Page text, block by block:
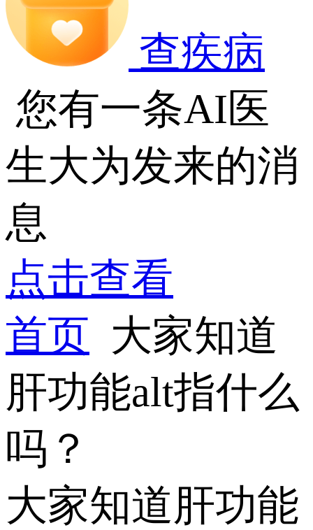
查疾病
您有一条AI医
生大为发来的消
息
点击查看
首页 大家知道
肝功能alt指什么
吗？
大家知道肝功能